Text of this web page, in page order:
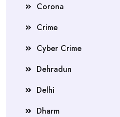
Corona
Crime
Cyber Crime
Dehradun
Delhi
Dharm